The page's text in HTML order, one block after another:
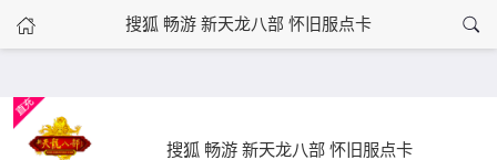
搜狐 畅游 新天龙八部 怀旧服点卡
首页 搜狐 畅游 新天龙八部 怀旧服点卡
搜狐 畅游 新天龙八部 怀旧服点卡